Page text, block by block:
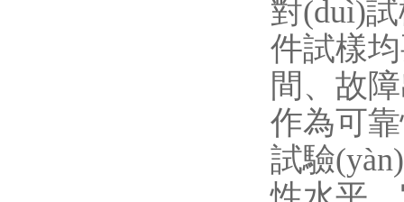
對(duì)試
件試樣
間、
作為可靠
試驗